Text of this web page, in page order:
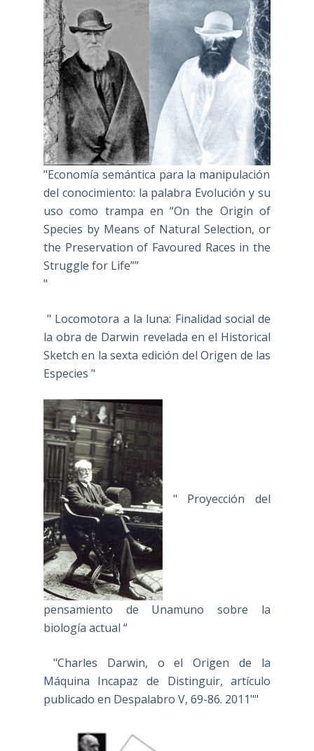
"Economía semántica para la manipulación
del conocimiento: la palabra Evolución y su
uso como trampa en “On the Origin of
Species by Means of Natural Selection, or
the Preservation of Favoured Races in the
Struggle for Life””
"
" Locomotora a la luna: Finalidad social de
la obra de Darwin revelada en el Historical
Sketch en la sexta edición del Origen de las
Especies "
" Proyección del
pensamiento de Unamuno sobre la
biología actual “
"Charles Darwin, o el Origen de la
Máquina Incapaz de Distinguir, artículo
publicado en Despalabro V, 69-86. 2011""